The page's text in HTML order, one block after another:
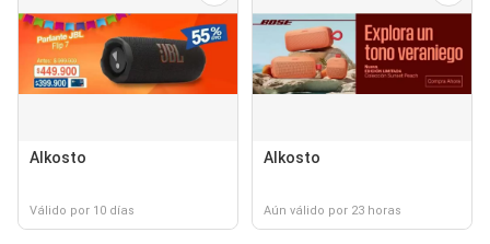
Alkosto
Válido por 10 días
Alkosto
Aún válido por 23 horas